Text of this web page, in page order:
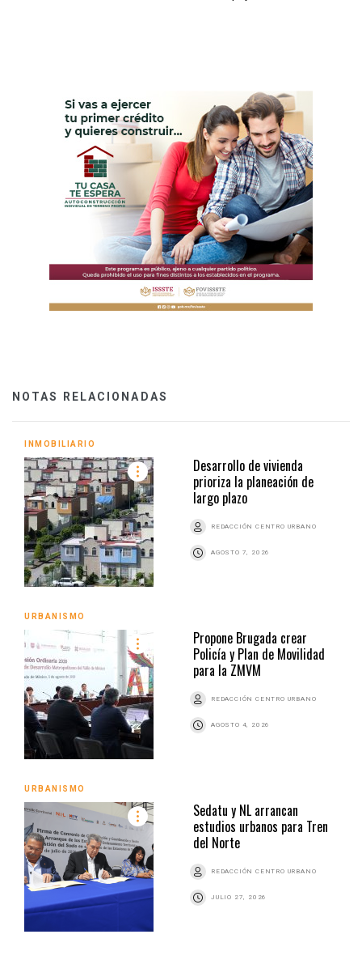
NOTAS RELACIONADAS
INMOBILIARIO
Desarrollo de vivienda
prioriza la planeación de
largo plazo
REDACCIÓN CENTRO URBANO
AGOSTO 7, 2026
URBANISMO
Propone Brugada crear
Policía y Plan de Movilidad
para la ZMVM
REDACCIÓN CENTRO URBANO
AGOSTO 4, 2026
URBANISMO
Sedatu y NL arrancan
estudios urbanos para Tren
del Norte
REDACCIÓN CENTRO URBANO
JULIO 27, 2026